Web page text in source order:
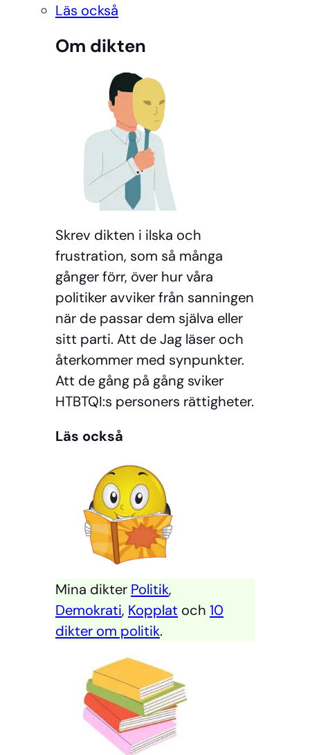
Läs också
Om dikten
Skrev dikten i ilska och
frustration, som så många
gånger förr, över hur våra
politiker avviker från sanningen
när de passar dem själva eller
sitt parti. Att de Jag läser och
återkommer med synpunkter.
Att de gång på gång sviker
HTBTQI:s personers rättigheter.
Läs också
Mina dikter Politik,
Demokrati, Kopplat och 10
dikter om politik.